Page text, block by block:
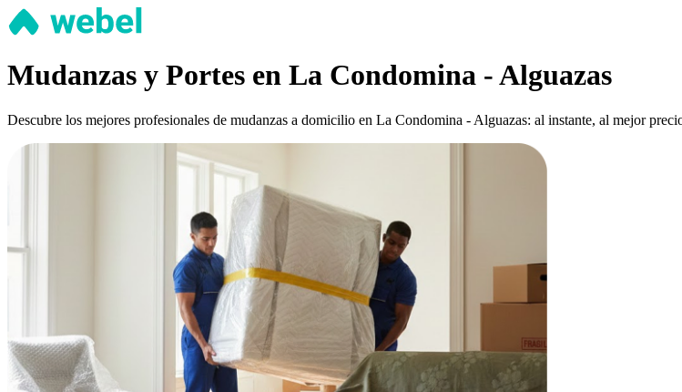
Mudanzas y Portes en La Condomina - Alguazas
Descubre los mejores profesionales de mudanzas a domicilio en La Condomina - Alguazas: al instante, al mejor